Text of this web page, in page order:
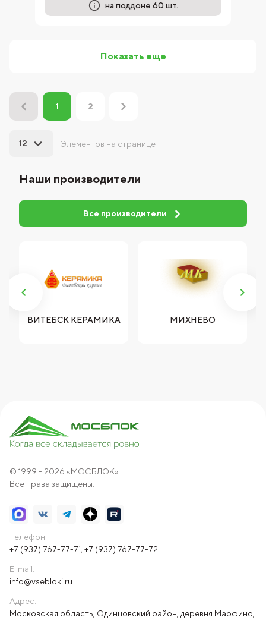
на поддоне 60 шт.
Показать еще
1 2
Элементов на странице
12
Наши производители
Все производители
ВИТЕБСК КЕРАМИКА МИХНЕВО
© 1999 - 2026 «МОСБЛОК».
Все права защищены.
Телефон:
+7 (937) 767-77-71 +7 (937) 767-77-72
E-mail:
info@vsebloki.ru
Адрес:
Московская область, Одинцовский район, деревня Марфино,